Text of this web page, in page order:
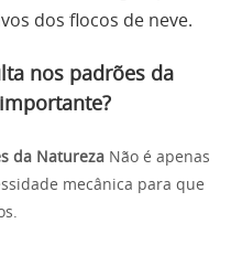
dos flocos de neve.
nos padrões da
da Natureza Não é apenas
mecânica para que